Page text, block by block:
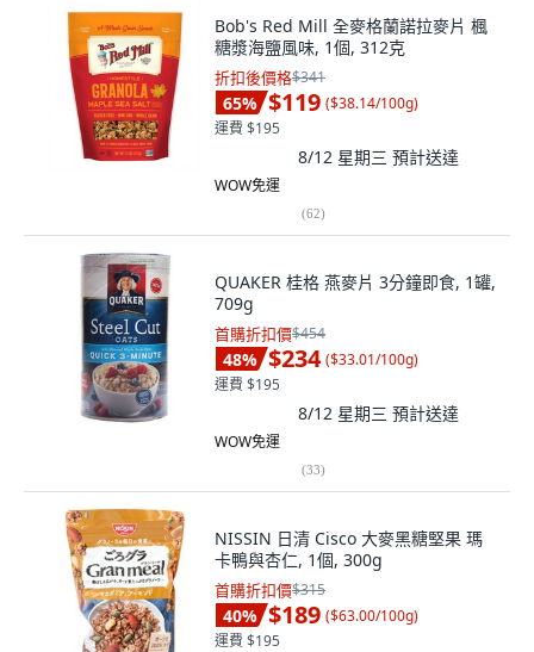
Bob's Red Mill 全麥格蘭諾拉麥片 楓
糖漿海鹽風味, 1個, 312克
折扣後價格$341
65% $119 ($38.14/100g)
運費 $195
8/12 星期三 預計送達
WOW免運
(62)
QUAKER 桂格 燕麥片 3分鐘即食, 1罐,
709g
首購折扣價$454
48% $234 ($33.01/100g)
運費 $195
8/12 星期三 預計送達
WOW免運
(33)
NISSIN 日清 Cisco 大麥黑糖堅果 瑪
卡鴨與杏仁, 1個, 300g
首購折扣價$315
40% $189 ($63.00/100g)
運費 $195